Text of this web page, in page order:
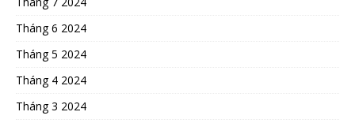
Tháng 6 2024
Tháng 5 2024
Tháng 4 2024
Tháng 3 2024